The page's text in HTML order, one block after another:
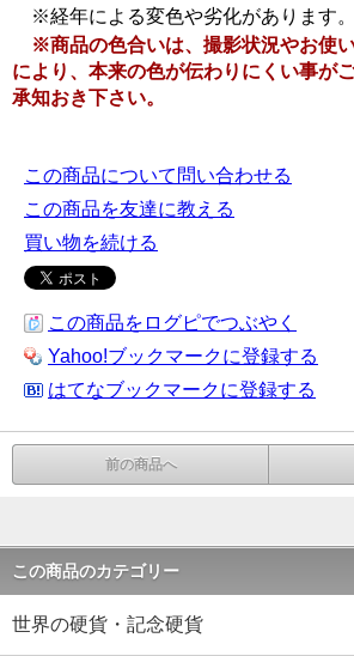
※経年による変色や劣化があります。
※商品の色合いは、撮影状況やお使
により、本来の色が伝わりにくい事が
承知おき下さい。
この商品について問い合わせる
この商品を友達に教える
買い物を続ける
この商品をログピでつぶやく
Yahoo!ブックマークに登録する
はてなブックマークに登録する
前の商品へ
この商品のカテゴリー
世界の硬貨・記念硬貨